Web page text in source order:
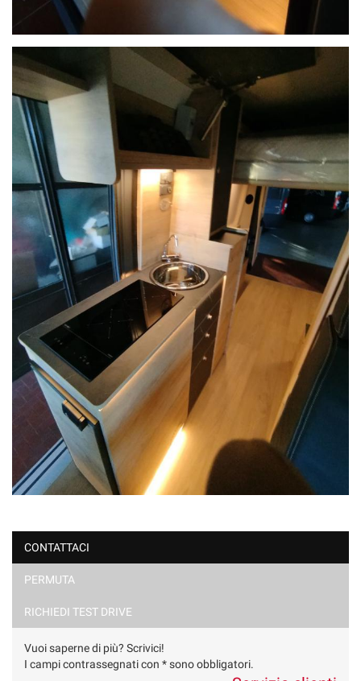
CONTATTACI
PERMUTA
RICHIEDI TEST DRIVE
Vuoi saperne di più? Scrivici!
I campi contrassegnati con * sono obbligatori.